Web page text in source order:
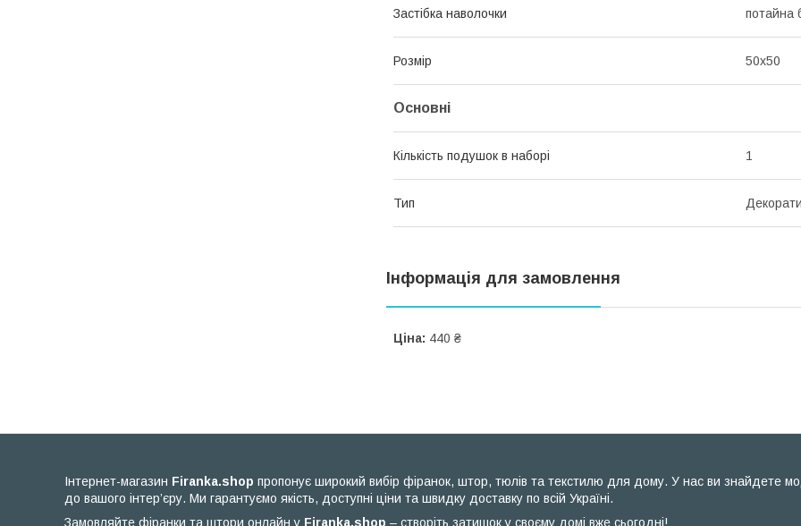
Застібка наволочки потайна
Розмір 50х50
Основні
Кількість подушок в наборі 1
Тип
Інформація для замовлення
Ціна: 440 ₴
Інтернет-магазин Firanka.shop пропонує широкий вибір фіранок, штор, тюлів та текстилю для дому. У нас ви знайдете
до вашого інтер’єру. Ми гарантуємо якість, доступні ціни та швидку доставку по всій Україні.
Замовляйте фіранки та штори онлайн у Firanka.shop – створіть затишок у своєму домі вже сьогодні!